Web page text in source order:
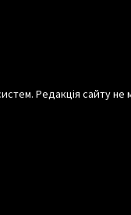
Редакція сайту